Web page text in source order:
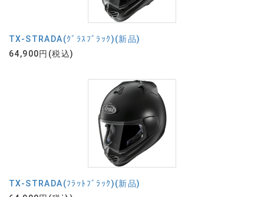
TX-STRADA(ｸﾞﾗｽﾌﾞﾗｯｸ)(新品)
64,900円(税込)
TX-STRADA(ﾌﾗｯﾄﾌﾞﾗｯｸ)(新品)